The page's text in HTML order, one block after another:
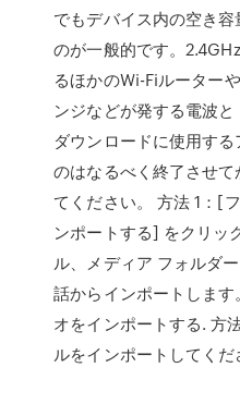
でもデバイス内の空き
のが一般的です。
るほかのWi-Fiルーター
ンジなどが発する電波
ダウンロードに使用す
のはなるべく終了させ
てください。 方法 1：[
ンポートする] をクリッ
ル、メディア フォルダ
話からインポートしま
オをインポートする. 方
ルをインポートしてく